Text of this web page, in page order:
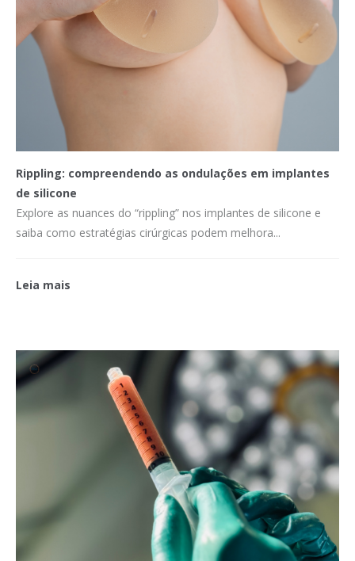
Rippling: compreendendo as ondulações em implantes
de silicone
Explore as nuances do “rippling” nos implantes de silicone e
saiba como estratégias cirúrgicas podem melhora...
Leia mais